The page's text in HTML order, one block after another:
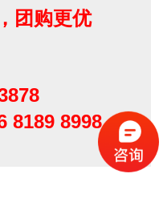
团购更优
8189 8998